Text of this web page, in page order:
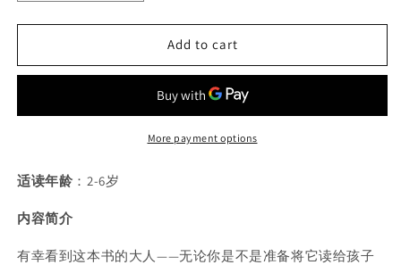
quantity
for
的
quantity
for
的
Add to cart
More payment options
适读年龄 ：2-6岁
内容简介
有幸看到这本书的大人——无论你是不是准备将它读给孩子